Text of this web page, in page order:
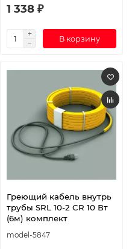
1 338 ₽
В корзину
Греющий кабель внутрь
трубы SRL 10-2 CR 10 Вт
(6м) комплект
model-5847